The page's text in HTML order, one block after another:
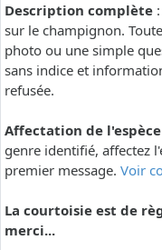
Description complète
sur le champignon.
photo ou une simple
sans indice et
refusée.
Affectation de
genre identifié, affectez
premier message. Voir
La courtoisie est de
merci...